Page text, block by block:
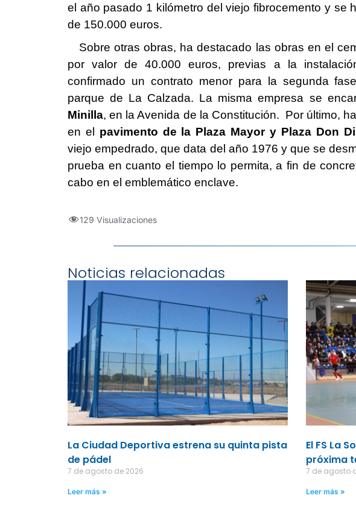
el año pasado 1 kilómetro del viejo fibrocemento y se
de 150.000 euros.
Sobre otras obras, ha destacado las obras en el
por valor de 40.000 euros, previas a la
confirmado un contrato menor para la segunda
parque de La Calzada. La misma empresa se
Minilla, en la Avenida de la Constitución. Por último,
en el pavimento de la Plaza Mayor y Plaza Don
viejo empedrado, que data del año 1976 y que se
prueba en cuanto el tiempo lo permita, a fin de
cabo en el emblemático enclave.
129 Visualizaciones
Noticias relacionadas
La Ciudad Deportiva estrena su quinta pista
de pádel
7 de agosto de 2026
Leer más »
El FS La
próxima
7 de agosto
Leer más »